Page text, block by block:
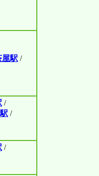
屋駅 /
/
/
/